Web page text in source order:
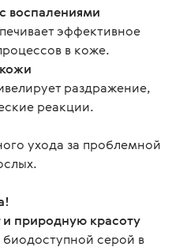
воспалениями
эффективное
в коже.
раздражение,
реакции.
ухода за проблемной
природную красоту
серой в